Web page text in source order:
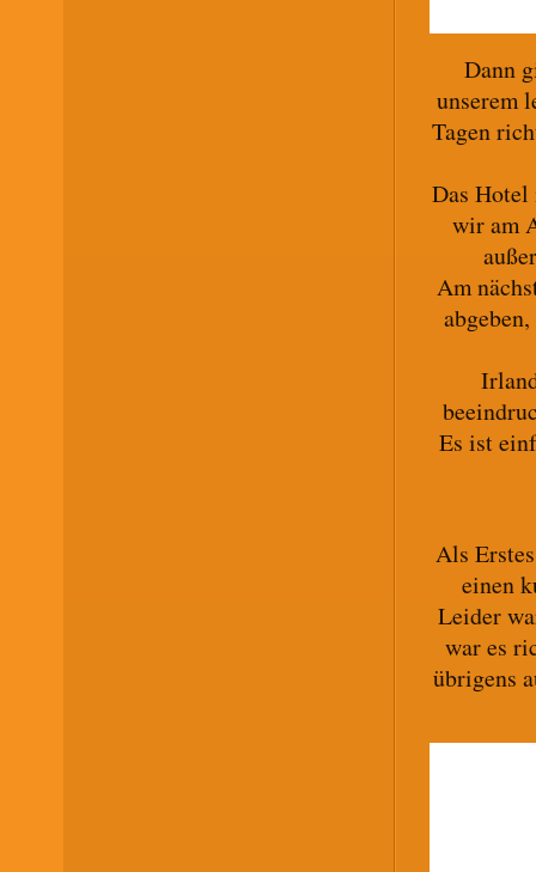
Dann
unserem
Tagen
Das Hotel
wir am
Am
Es ist
Als
einen
Leider
war es
übrigens